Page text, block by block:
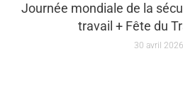
Journée mondiale de la
travail + Fête du
30 avril 2026